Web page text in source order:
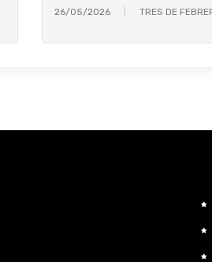
26/05/2026 TRES DE